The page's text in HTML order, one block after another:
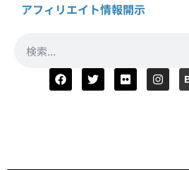
アフィリエイト情報開示